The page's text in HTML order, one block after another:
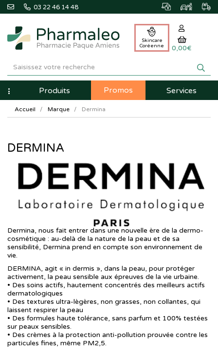
03 22 46 14 48
Pharmaleo
Pharmacie
Paque
Amiens
Skincare
Coréenne
0,00€
NavigationProduits Promos Services
Accueil Marque Dermina
DERMINA
Dermina, nous fait entrer dans une nouvelle ère de la dermo-
cosmétique : au-delà de la nature de la peau et de sa
sensibilité, Dermina prend en compte son environnement de
vie.
DERMINA, agit « in dermis », dans la peau, pour protéger
activement, la peau sensible aux épreuves de la vie urbaine.
• Des soins actifs, hautement concentrés des meilleurs actifs
dermatologiques
• Des textures ultra-lègères, non grasses, non collantes, qui
laissent respirer la peau
• Des formules haute tolérance, sans parfum et 100% testées
sur peaux sensibles.
• Des crèmes à la protection anti-pollution prouvée contre les
particules fines, même PM2,5.